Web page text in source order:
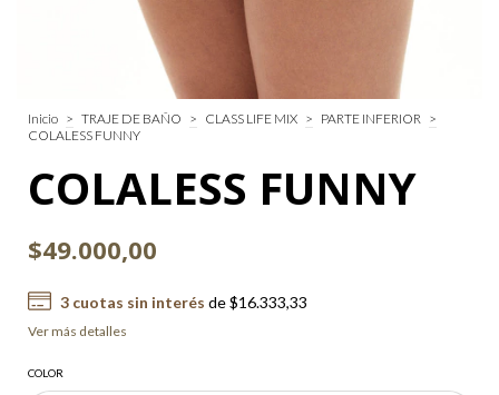
Inicio > TRAJE DE BAÑO > CLASS LIFE MIX > PARTE INFERIOR >
COLALESS FUNNY
COLALESS FUNNY
$49.000,00
3cuotas sin interés de$16.333,33
Ver más detalles
COLOR